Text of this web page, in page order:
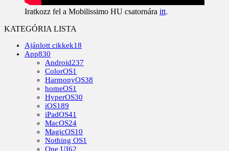
Iratkozz fel a Mobilissimo HU csatornára itt.
KATEGÓRIA LISTA
Ajánlott cikkek18
App830
Android237
ColorOS1
HarmonyOS38
homeOS1
HyperOS30
iOS189
iPadOS41
MacOS24
MagicOS10
Nothing OS1
One UI62